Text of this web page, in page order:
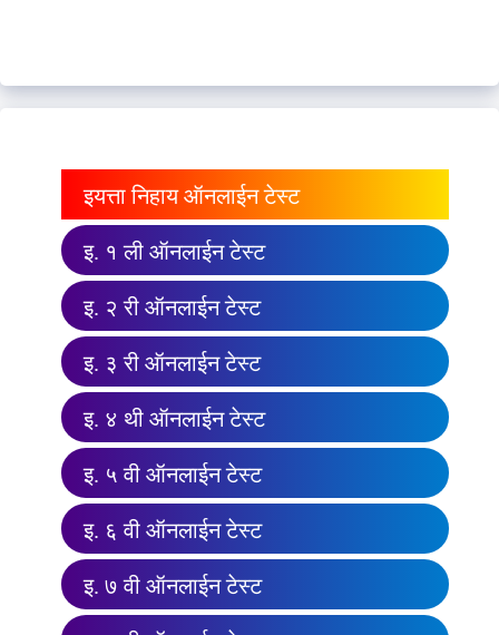
इयत्ता निहाय ऑनलाईन टेस्ट
इ. १ ली ऑनलाईन टेस्ट
इ. २ री ऑनलाईन टेस्ट
इ. ३ री ऑनलाईन टेस्ट
इ. ४ थी ऑनलाईन टेस्ट
इ. ५ वी ऑनलाईन टेस्ट
इ. ६ वी ऑनलाईन टेस्ट
इ. ७ वी ऑनलाईन टेस्ट